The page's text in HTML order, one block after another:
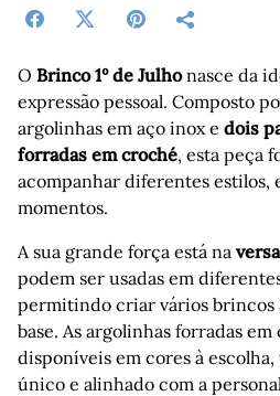
O Brinco 1º de Julhonasce da
expressão pessoal. Composto
argolinhas em aço inox e dois
forradas em croché, esta peça
acompanhar diferentes estilos,
momentos.
A sua grande força está na
podem ser usadas em
permitindo criar vários brincos
base. As argolinhas forradas
disponíveis em cores à
único e alinhado com a